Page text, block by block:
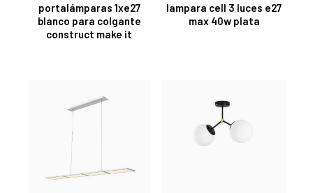
portalámparas 1xe27
blanco para colgante
construct make it
lampara cell 3 luces e27
max 40w plata